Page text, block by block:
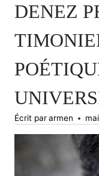
DENEZ
Écrit pararmen